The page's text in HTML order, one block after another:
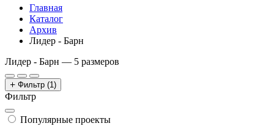
Главная
Каталог
Архив
Лидер - Барн
Лидер - Барн — 5 размеров
Фильтр (1)
Фильтр
Популярные проекты